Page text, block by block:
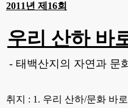
2011년 제16회
우리 산하 바
- 태백산지의 자연과 문
취지 : 1. 우리 산하/문화 바